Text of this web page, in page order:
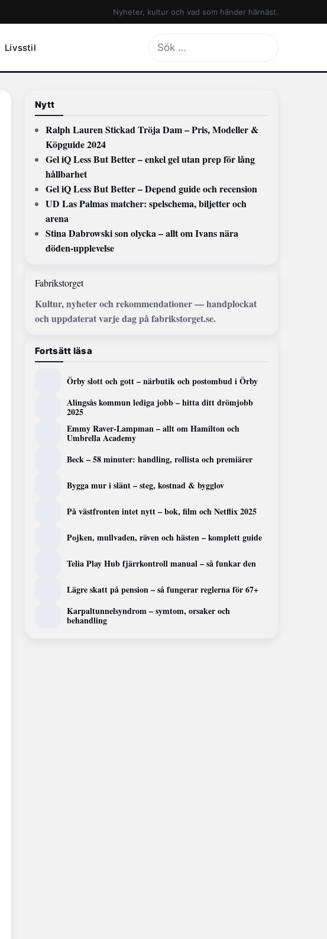
Nyheter, kultur och vad som händer härnäst.
Livsstil
Sök
efter:
Nytt
Ralph Lauren Stickad Tröja Dam – Pris, Modeller &
Köpguide 2024
Gel iQ Less But Better – enkel gel utan prep för lång
hållbarhet
Gel iQ Less But Better – Depend guide och recension
UD Las Palmas matcher: spelschema, biljetter och
arena
Stina Dabrowski son olycka – allt om Ivans nära
döden-upplevelse
Fabrikstorget
Kultur, nyheter och rekommendationer — handplockat
och uppdaterat varje dag på fabrikstorget.se.
Fortsätt läsa
Örby slott och gott – närbutik och postombud i Örby
Alingsås kommun lediga jobb – hitta ditt drömjobb
2025
Emmy Raver-Lampman – allt om Hamilton och
Umbrella Academy
Beck – 58 minuter: handling, rollista och premiärer
Bygga mur i slänt – steg, kostnad & bygglov
På västfronten intet nytt – bok, film och Netflix 2025
Pojken, mullvaden, räven och hästen – komplett guide
Telia Play Hub fjärrkontroll manual – så funkar den
Lägre skatt på pension – så fungerar reglerna för 67+
Karpaltunnelsyndrom – symtom, orsaker och
behandling